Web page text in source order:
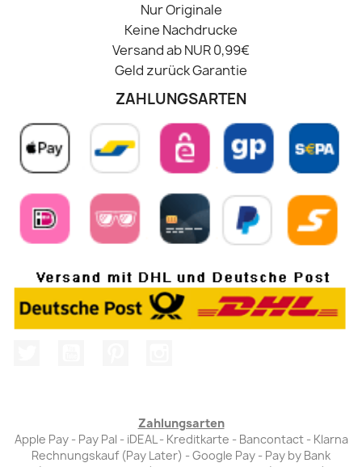
Nur Originale
Keine Nachdrucke
Versand ab NUR 0,99€
Geld zurück Garantie
ZAHLUNGSARTEN
Zahlungsarten
Apple Pay - Pay Pal - iDEAL - Kreditkarte - Bancontact - Klarna
Rechnungskauf (Pay Later) - Google Pay - Pay by Bank